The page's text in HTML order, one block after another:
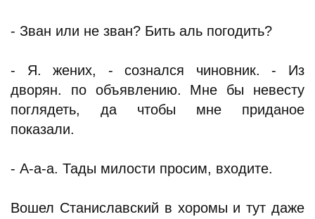
- Зван или не зван? Бить аль погодить?
- Я. жених, - сознался чиновник. - Из
дворян. по объявлению. Мне бы невесту
поглядеть, да чтобы мне приданое
показали.
- А-а-а. Тады милости просим, входите.
Вошел Станиславский в хоромы и тут даже